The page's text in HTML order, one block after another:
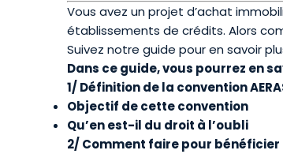
Vous avez un projet d’achat
établissements de crédits. Alors
Suivez notre guide pour en savoir
Dans ce guide, vous pourrez en
1/ Définition de la convention
Objectif de cette convention
Qu’en est-il du droit à l’oubli
2/ Comment faire pour bénéficier